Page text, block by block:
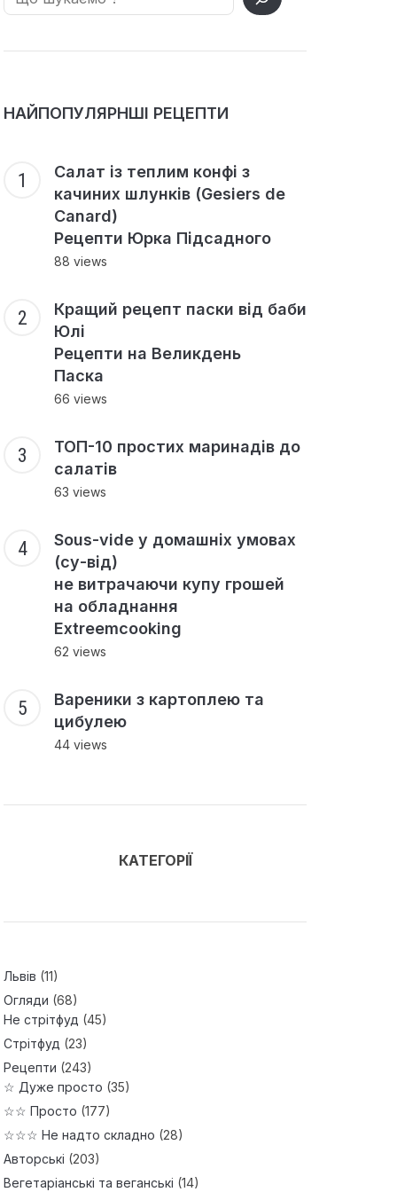
НАЙПОПУЛЯРНШІ РЕЦЕПТИ
Салат із теплим конфі з
качиних шлунків (Gesiers de
Canard)
Рецепти Юрка Підсадного
88 views
Кращий рецепт паски від баби
Юлі
Рецепти на Великдень
Паска
66 views
ТОП-10 простих маринадів до
салатів
63 views
Sous-vide у домашніх умовах
(су-від)
не витрачаючи купу грошей
на обладнання
Extreemcooking
62 views
Вареники з картоплею та
цибулею
44 views
КАТЕГОРІЇ
Львів (11)
Огляди (68)
Не стрітфуд (45)
Стрітфуд (23)
Рецепти (243)
☆ Дуже просто (35)
☆☆ Просто (177)
☆☆☆ Не надто складно (28)
Авторські (203)
Вегетаріанські та веганські (14)